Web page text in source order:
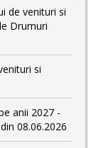
de venituri si
Drumuri
si
anii 2027 -
08.06.2026